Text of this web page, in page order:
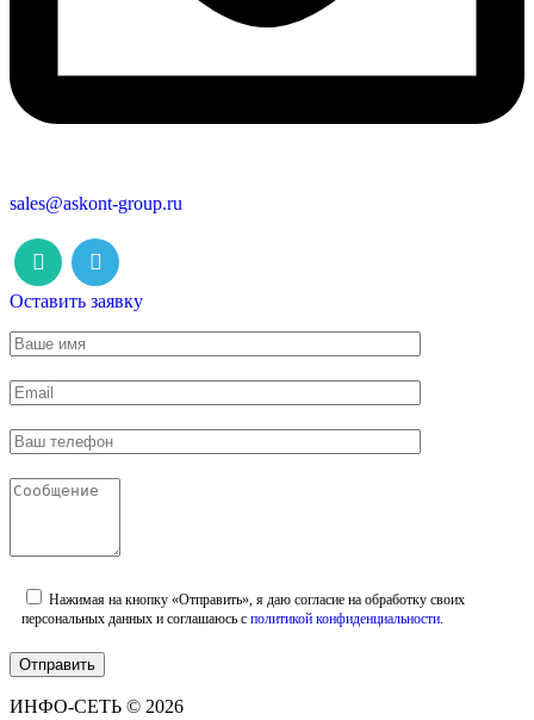
sales@askont-group.ru
Оставить заявку
Нажимая на кнопку «Отправить», я даю согласие на обработку своих
персональных данных и соглашаюсь с политикой конфиденциальности.
ИНФО-СЕТЬ © 2026